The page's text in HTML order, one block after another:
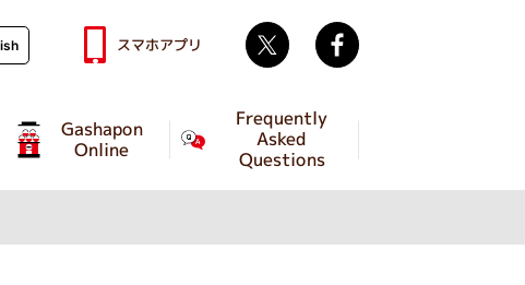
Gashapon
Online
Frequently
Asked
Questions
スマホアプリ Twitter